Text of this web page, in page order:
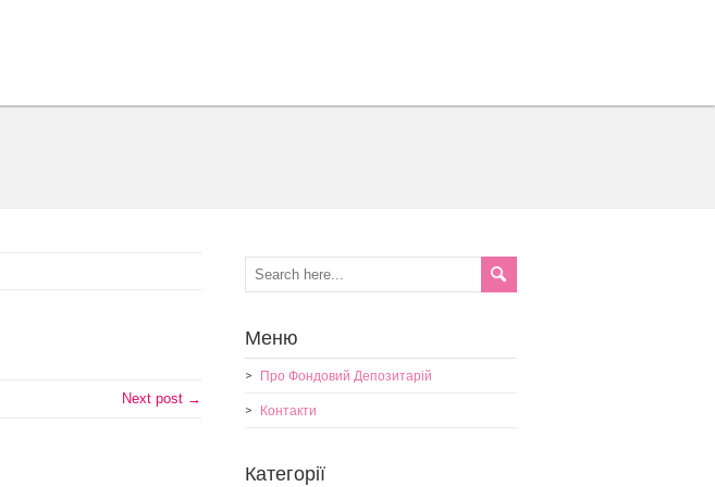
Next post →
Меню
Про Фондовий Депозитарій
Контакти
Категорії